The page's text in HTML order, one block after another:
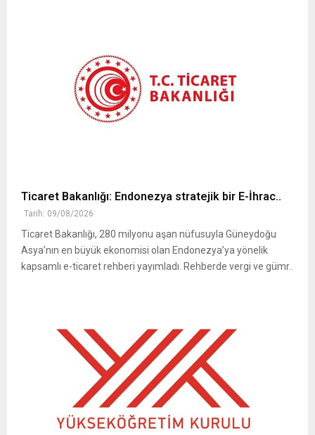
Ticaret Bakanlığı: Endonezya stratejik bir E-İhrac..
Tarih: 09/08/2026
Ticaret Bakanlığı, 280 milyonu aşan nüfusuyla Güneydoğu
Asya’nın en büyük ekonomisi olan Endonezya’ya yönelik
kapsamlı e-ticaret rehberi yayımladı. Rehberde vergi ve gümr..